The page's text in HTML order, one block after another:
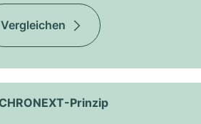
Vergleichen
Prinzip